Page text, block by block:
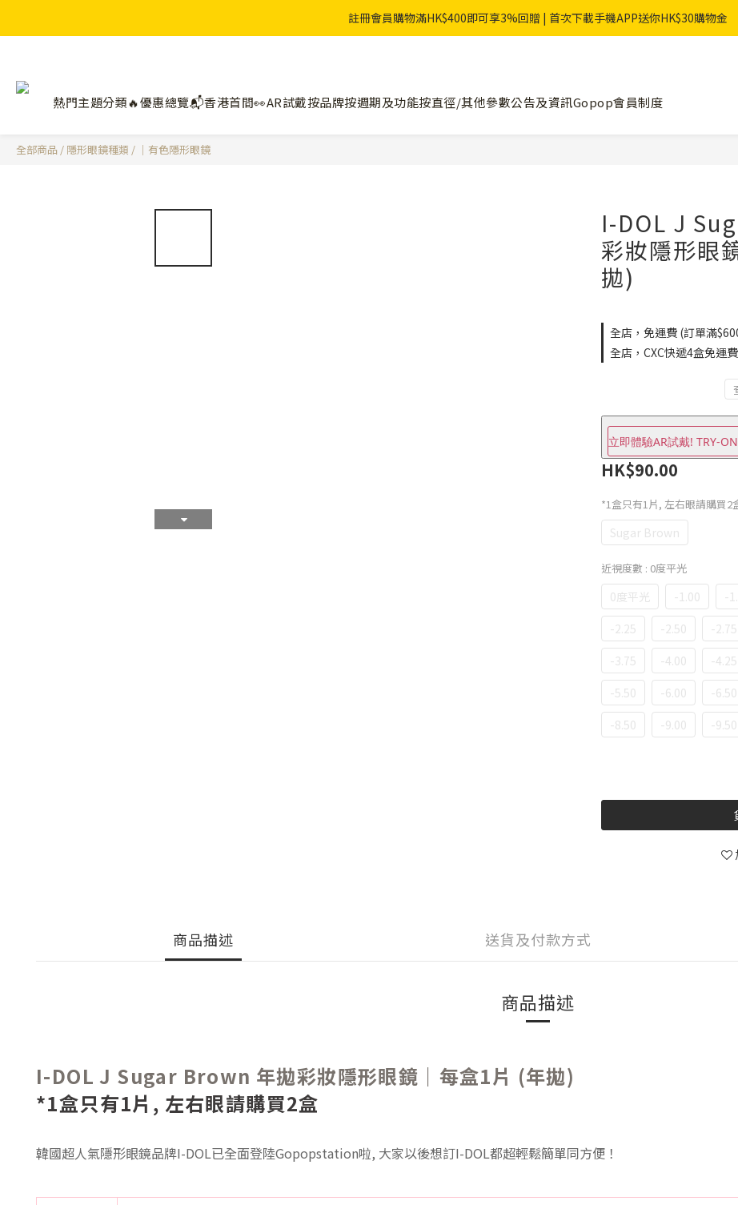
註冊會員購物滿HK$400即可享3%回贈 | 首次下載手機APP送你HK$30購物金
熱門主題分類🔥優惠總覽📬香港首間👀AR試戴按品牌按週期及功能按直徑/其他參數公告及資訊Gopop會員制度
全部商品 / 隱形眼鏡種類 / ｜有色隱形眼鏡
I-DOL J
彩妝隱形眼
拋)
全店，免運費 (訂單滿
全店，CXC快遞4盒免運費
立即體驗AR試戴! TRY-ON
HK$90.00
*1盒只有1片, 左右眼請購買2
Sugar Brown
近視度數 : 0度平光
0度平光 -1.00 -
-2.25
-2.50 -2.75
-3.75
-4.00 -4.25
-5.50
-6.00 -6.50
-8.50
-9.00 -9.50
商品描述 送貨及付款方式
商品描述
I-DOL J Sugar Brown 年拋彩妝隱形眼鏡｜每盒1片 (年拋)
*1盒只有1片, 左右眼請購買2盒
韓國超人氣隱形眼鏡品牌I-DOL已全面登陸Gopopstation啦, 大家以後想訂I-DOL都超輕鬆簡單同方便！